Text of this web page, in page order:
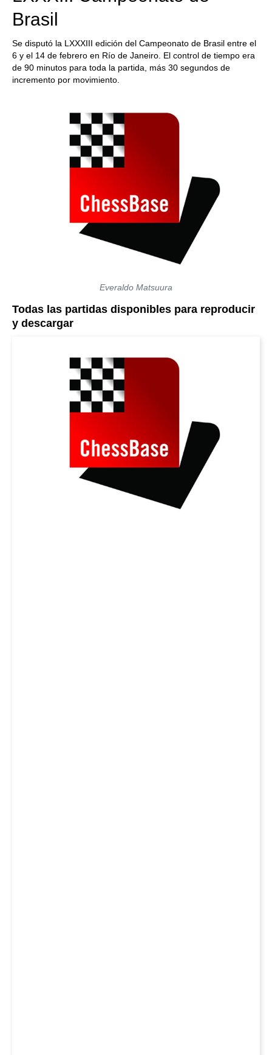
Brasil
Se disputó la LXXXIII edición del Campeonato de Brasil entre el
6 y el 14 de febrero en Río de Janeiro. El control de tiempo era
de 90 minutos para toda la partida, más 30 segundos de
incremento por movimiento.
Everaldo Matsuura
Todas las partidas disponibles para reproducir
y descargar